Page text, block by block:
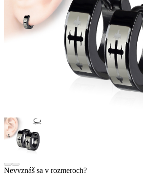
Nevyznáš sa v rozmeroch?